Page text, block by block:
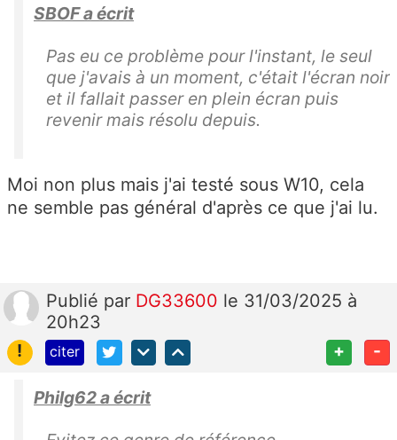
SBOF a écrit
Pas eu ce problème pour l'instant, le seul
que j'avais à un moment, c'était l'écran noir
et il fallait passer en plein écran puis
revenir mais résolu depuis.
Moi non plus mais j'ai testé sous W10, cela
ne semble pas général d'après ce que j'ai lu.
Publié par DG33600 le 31/03/2025 à
20h23
!
citer + -
Philg62 a écrit